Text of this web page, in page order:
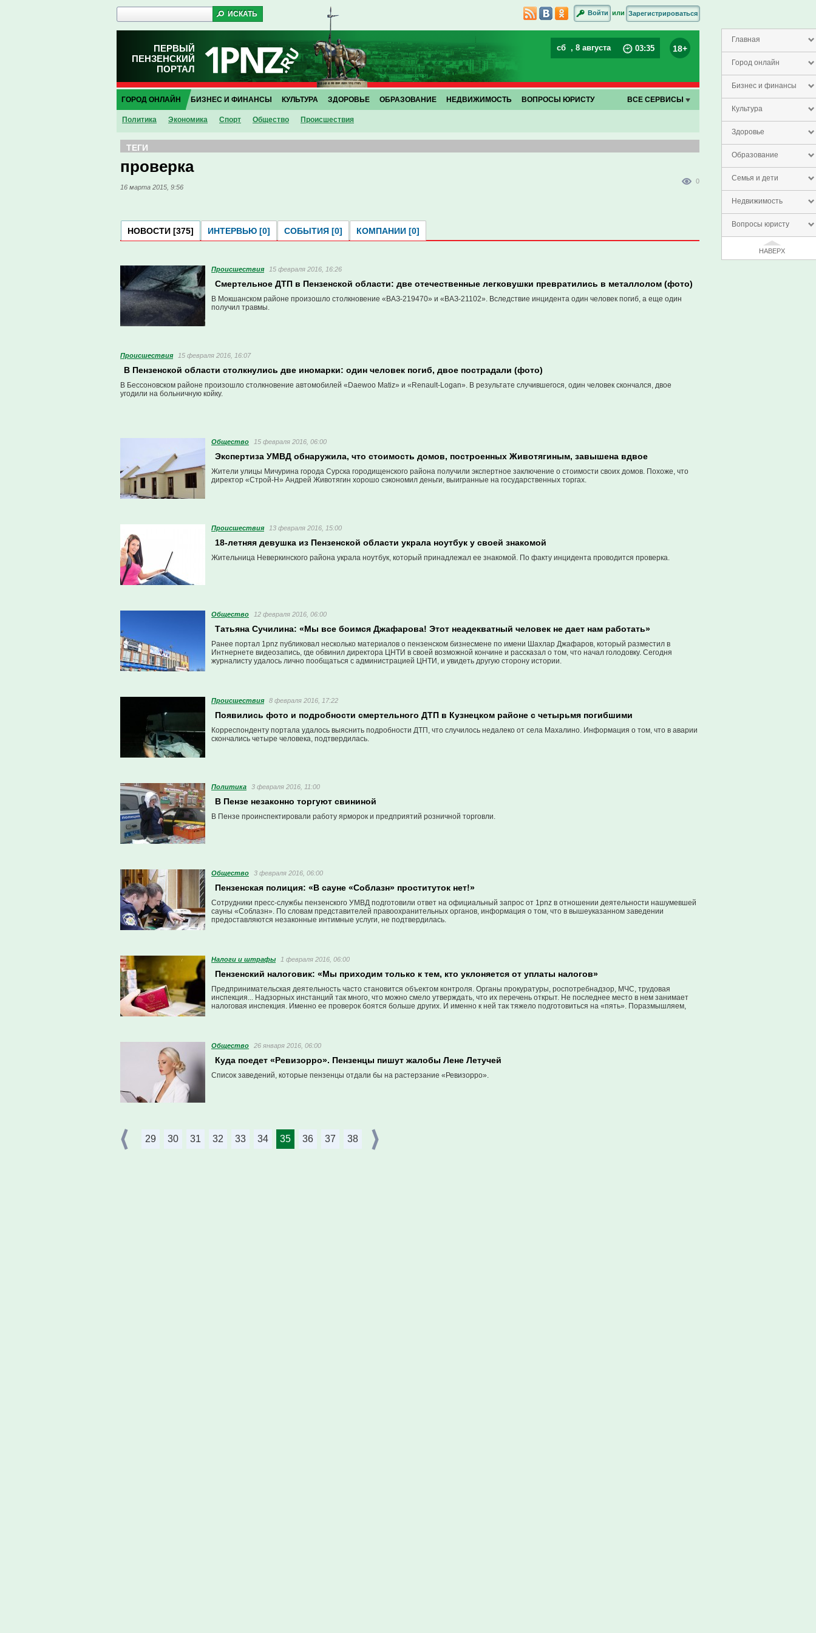
Главная
Город онлайн
Бизнес и финансы
Культура
Здоровье
Образование
Семья и дети
Недвижимость
Вопросы юристу
НАВЕРХ
Войти или Зарегистрироваться
ПЕРВЫЙ
ПЕНЗЕНСКИЙ
ПОРТАЛ
сб , 8 августа 03:35 18+
ГОРОД ОНЛАЙН
Политика Экономика Спорт Общество Проиcшествия
БИЗНЕС И ФИНАНСЫ КУЛЬТУРА ЗДОРОВЬЕ ОБРАЗОВАНИЕ НЕДВИЖИМОСТЬ ВОПРОСЫ ЮРИСТУ ВСЕ СЕРВИСЫ
ТЕГИ
проверка
16 марта 2015, 9:56
0
НОВОСТИ [375] ИНТЕРВЬЮ [0] СОБЫТИЯ [0] КОМПАНИИ [0]
Проиcшествия 15 февраля 2016, 16:26
Смертельное ДТП в Пензенской области: две отечественные легковушки превратились в металлолом (фото)
В Мокшанском районе произошло столкновение «ВАЗ-219470» и «ВАЗ-21102». Вследствие инцидента один человек погиб, а еще один
получил травмы.
Проиcшествия 15 февраля 2016, 16:07
В Пензенской области столкнулись две иномарки: один человек погиб, двое пострадали (фото)
В Бессоновском районе произошло столкновение автомобилей «Daewoo Matiz» и «Renault-Logan». В результате случившегося, один человек скончался, двое
угодили на больничную койку.
Общество 15 февраля 2016, 06:00
Экспертиза УМВД обнаружила, что стоимость домов, построенных Животягиным, завышена вдвое
Жители улицы Мичурина города Сурска городищенского района получили экспертное заключение о стоимости своих домов. Похоже, что
директор «Строй-Н» Андрей Животягин хорошо сэкономил деньги, выигранные на государственных торгах.
Проиcшествия 13 февраля 2016, 15:00
18-летняя девушка из Пензенской области украла ноутбук у своей знакомой
Жительница Неверкинского района украла ноутбук, который принадлежал ее знакомой. По факту инцидента проводится проверка.
Общество 12 февраля 2016, 06:00
Татьяна Сучилина: «Мы все боимся Джафарова! Этот неадекватный человек не дает нам работать»
Ранее портал 1pnz публиковал несколько материалов о пензенском бизнесмене по имени Шахлар Джафаров, который разместил в
Интнернете видеозапись, где обвинил директора ЦНТИ в своей возможной кончине и рассказал о том, что начал голодовку. Сегодня
журналисту удалось лично пообщаться с администрацией ЦНТИ, и увидеть другую сторону истории.
Проиcшествия 8 февраля 2016, 17:22
Появились фото и подробности смертельного ДТП в Кузнецком районе с четырьмя погибшими
Корреспонденту портала удалось выяснить подробности ДТП, что случилось недалеко от села Махалино. Информация о том, что в аварии
скончались четыре человека, подтвердилась.
Политика 3 февраля 2016, 11:00
В Пензе незаконно торгуют свининой
В Пензе проинспектировали работу ярморок и предприятий розничной торговли.
Общество 3 февраля 2016, 06:00
Пензенская полиция: «В сауне «Соблазн» проституток нет!»
Сотрудники пресс-службы пензенского УМВД подготовили ответ на официальный запрос от 1pnz в отношении деятельности нашумевшей
сауны «Соблазн». По словам представителей правоохранительных органов, информация о том, что в вышеуказанном заведении
предоставляются незаконные интимные услуги, не подтвердилась.
Налоги и штрафы 1 февраля 2016, 06:00
Пензенский налоговик: «Мы приходим только к тем, кто уклоняется от уплаты налогов»
Предпринимательская деятельность часто становится объектом контроля. Органы прокуратуры, роспотребнадзор, МЧС, трудовая
инспекция... Надзорных инстанций так много, что можно смело утверждать, что их перечень открыт. Не последнее место в нем занимает
налоговая инспекция. Именно ее проверок боятся больше других. И именно к ней так тяжело подготовиться на «пять». Поразмышляем,
Общество 26 января 2016, 06:00
Куда поедет «Ревизорро». Пензенцы пишут жалобы Лене Летучей
Список заведений, которые пензенцы отдали бы на растерзание «Ревизорро».
29 30 31 32 33 34 35 36 37 38